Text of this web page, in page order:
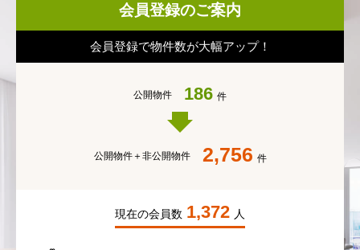
会員登録のご案内
会員登録で物件数が大幅アップ！
公開物件 186 件
公開物件＋非公開物件 2,756 件
現在の会員数 1,372 人